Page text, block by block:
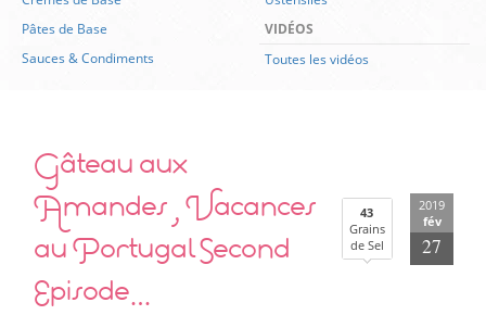
Pâtes de Base
Sauces & Condiments
VIDÉOS
Toutes les vidéos
Gâteau aux
Amandes , Vacances
au Portugal Second
Episode…
43
Grains
de Sel
2019
fév
27